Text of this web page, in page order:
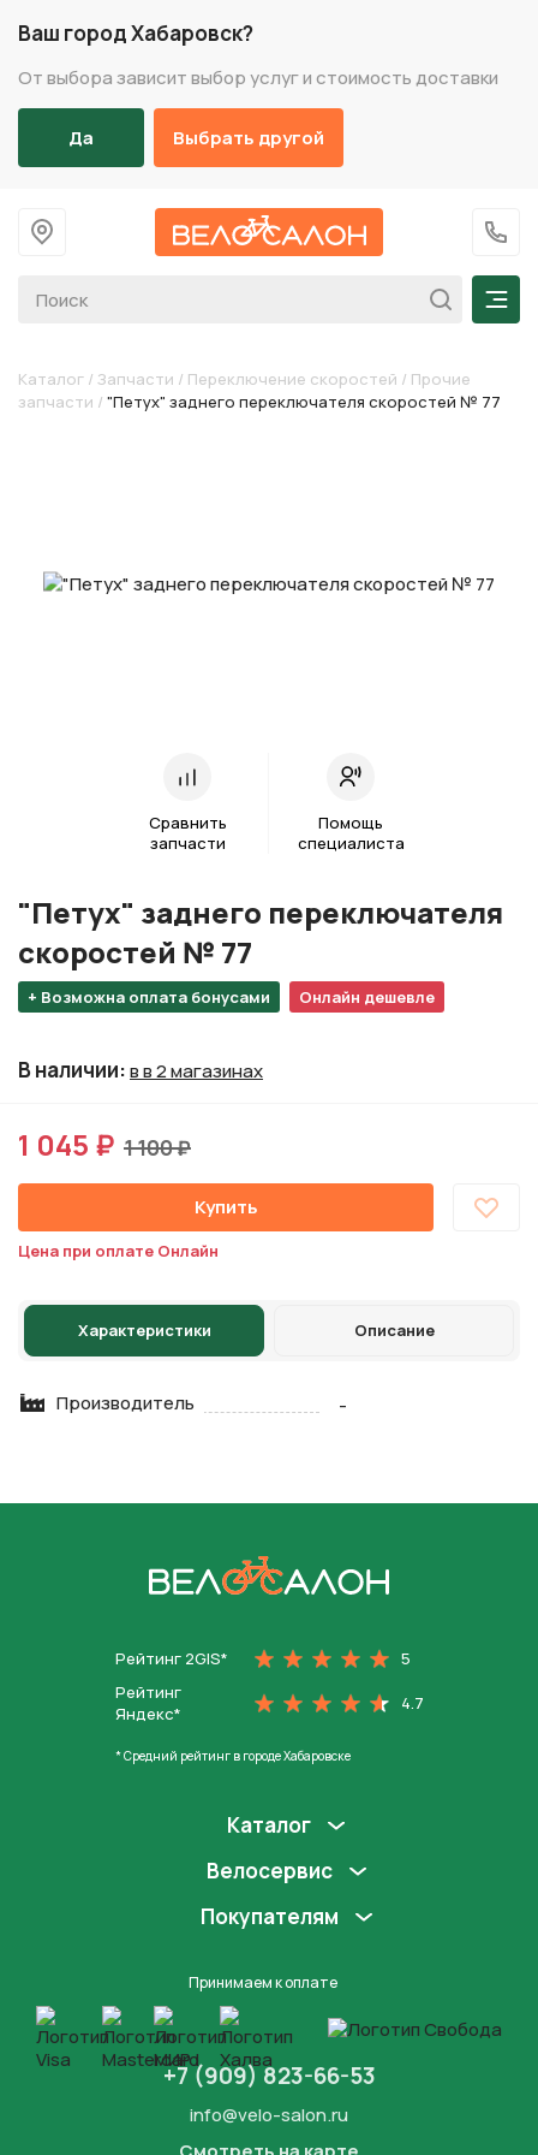
Ваш город Хабаровск?
От выбора зависит выбор услуг и стоимость доставки
Да Выбрать другой
На главную
+7
Каталог / Запчасти / Переключение скоростей / Прочие
запчасти / "Петух" заднего переключателя скоростей № 77
Сравнить
запчасти
Помощь
специалиста
+ Возможна оплата бонусами Онлайн дешевле
"Петух" заднего переключателя
скоростей № 77
В наличии:в в 2 магазинах
1 045 ₽ 1 100 ₽
Купить
Цена при оплате Онлайн
Характеристики Описание
Производитель -
Рейтинг 2GIS*
5
Рейтинг
Яндекс*
4.7
* Средний рейтинг в городе Хабаровске
Каталог
Велосервис
Покупателям
Принимаем к оплате
+7 (909) 823-66-53
info@velo-salon.ru